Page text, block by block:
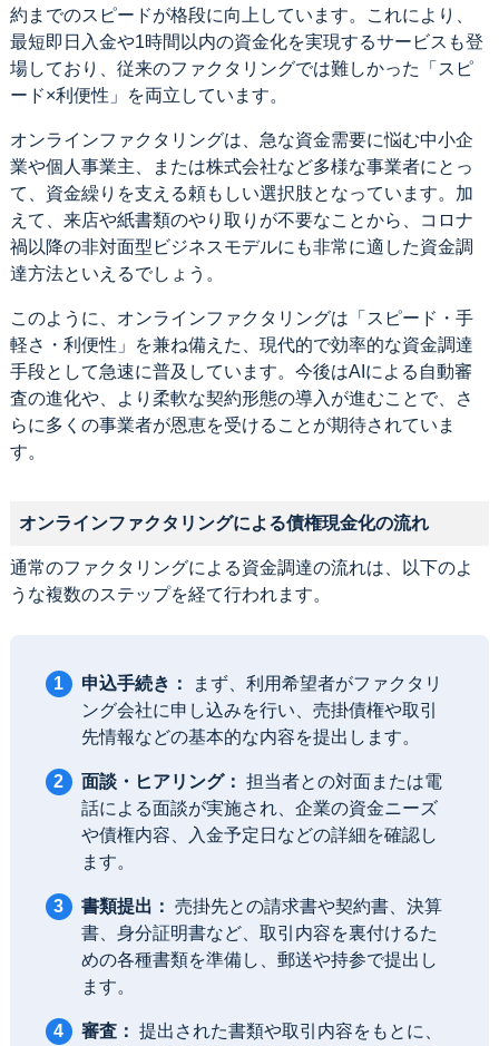
約までのスピードが格段に向上しています。これにより、
最短即日入金や1時間以内の資金化を実現するサービスも登
場しており、従来のファクタリングでは難しかった「スピ
ード×利便性」を両立しています。
オンラインファクタリングは、急な資金需要に悩む中小企
業や個人事業主、または株式会社など多様な事業者にとっ
て、資金繰りを支える頼もしい選択肢となっています。加
えて、来店や紙書類のやり取りが不要なことから、コロナ
禍以降の非対面型ビジネスモデルにも非常に適した資金調
達方法といえるでしょう。
このように、オンラインファクタリングは「スピード・手
軽さ・利便性」を兼ね備えた、現代的で効率的な資金調達
手段として急速に普及しています。今後はAIによる自動審
査の進化や、より柔軟な契約形態の導入が進むことで、さ
らに多くの事業者が恩恵を受けることが期待されていま
す。
オンラインファクタリングによる債権現金化の流れ
通常のファクタリングによる資金調達の流れは、以下のよ
うな複数のステップを経て行われます。
申込手続き：
まず、利用希望者がファクタリ
ング会社に申し込みを行い、売掛債権や取引
先情報などの基本的な内容を提出します。
面談・ヒアリング： 担当者との対面または電
話による面談が実施され、企業の資金ニーズ
や債権内容、入金予定日などの詳細を確認し
ます。
書類提出： 売掛先との請求書や契約書、決算
書、身分証明書など、取引内容を裏付けるた
めの各種書類を準備し、郵送や持参で提出し
ます。
審査： 提出された書類や取引内容をもとに、